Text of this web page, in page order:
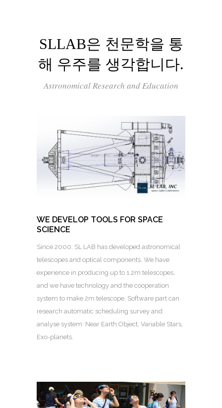
SLLAB은 천문학을 통
해 우주를 생각합니다.
Astronomical Research and Education
WE DEVELOP TOOLS FOR SPACE
SCIENCE
Since 2000, SL LAB has developed astronomical
telescopes and optical components. We have
experience in producing up to 1.2m telescopes,
and we have technology and the cooperation
system to make 2m telescope. Software part can
research automatic scheduling survey and
analyse system: Near Earth Object, Variable Stars,
Exo-planets.